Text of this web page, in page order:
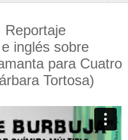
Reportaje
inglés sobre
para Cuatro
Tortosa)